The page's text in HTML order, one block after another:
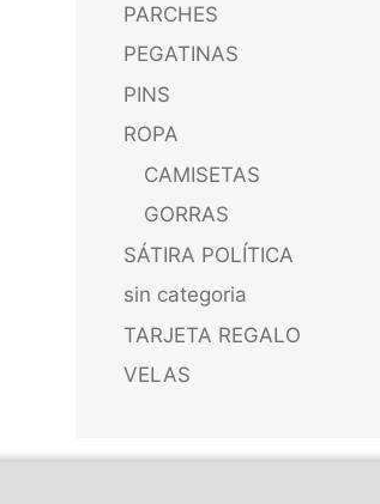
PARCHES
PEGATINAS
PINS
ROPA
CAMISETAS
GORRAS
SÁTIRA POLÍTICA
sin categoria
TARJETA REGALO
VELAS